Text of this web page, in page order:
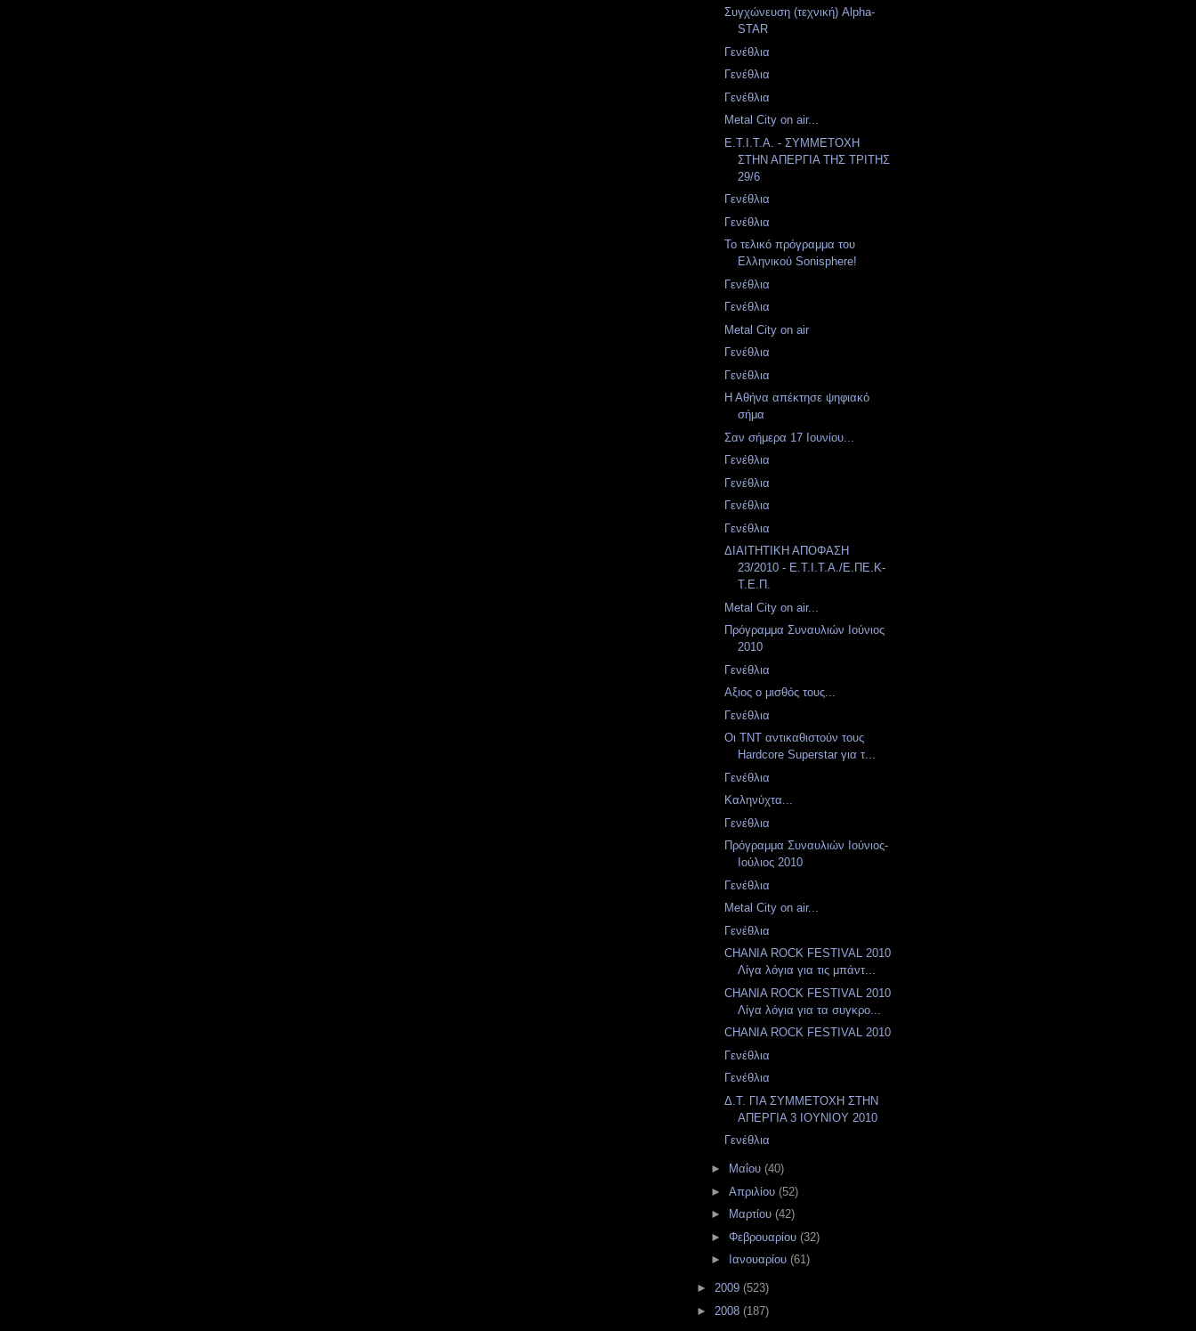
Συγχώνευση (τεχνική) Alpha-
STAR
Γενέθλια
Γενέθλια
Γενέθλια
Metal City on air...
Ε.Τ.Ι.Τ.Α. - ΣΥΜΜΕΤΟΧΗ
ΣΤΗΝ ΑΠΕΡΓΙΑ ΤΗΣ ΤΡΙΤΗΣ
29/6
Γενέθλια
Γενέθλια
Το τελικό πρόγραμμα του
Ελληνικού Sonisphere!
Γενέθλια
Γενέθλια
Metal City on air
Γενέθλια
Γενέθλια
Η Αθήνα απέκτησε ψηφιακό
σήμα
Σαν σήμερα 17 Ιουνίου...
Γενέθλια
Γενέθλια
Γενέθλια
Γενέθλια
ΔΙΑΙΤΗΤΙΚΗ ΑΠΟΦΑΣΗ
23/2010 - E.T.I.T.A./E.ΠΕ.Κ-
Τ.Ε.Π.
Metal City on air...
Πρόγραμμα Συναυλιών Ιούνιος
2010
Γενέθλια
Αξιος ο μισθός τους...
Γενέθλια
Οι TNT αντικαθιστούν τους
Hardcore Superstar για τ...
Γενέθλια
Καληνύχτα...
Γενέθλια
Πρόγραμμα Συναυλιών Ιούνιος-
Ιούλιος 2010
Γενέθλια
Metal City on air...
Γενέθλια
CHANIA ROCK FESTIVAL 2010
Λίγα λόγια για τις μπάντ...
CHANIA ROCK FESTIVAL 2010
Λίγα λόγια για τα συγκρο...
CHANIA ROCK FESTIVAL 2010
Γενέθλια
Γενέθλια
Δ.Τ. ΓΙΑ ΣΥΜΜΕΤΟΧΗ ΣΤΗΝ
ΑΠΕΡΓΙΑ 3 ΙΟΥΝΙΟΥ 2010
Γενέθλια
► Μαΐου (40)
► Απριλίου (52)
►
Μαρτίου (42)
► Φεβρουαρίου (32)
►
Ιανουαρίου (61)
► 2009 (523)
► 2008 (187)